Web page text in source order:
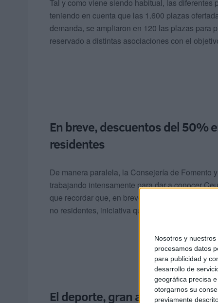
Nosotros y nuestros
procesamos datos
para publicidad y
desarrollo de
geográfica precisa
otorgarnos su
previamente
Tal y como viene siendo habitual, las
teniendo en cuenta que las 1.600 plazas
demanda, se ampliaron en 120 las plazas para
reservado a distintas asociaciones con el
En breve, descuentos del 50%
residentes
De manera paralela, la Consejería de Fomento
trabajando intensamente para dar a conocer
que recordar que, en breve, se pondrán en
no residentes, iniciativa que se sumará a la ya
El deporte, gran aliciente para